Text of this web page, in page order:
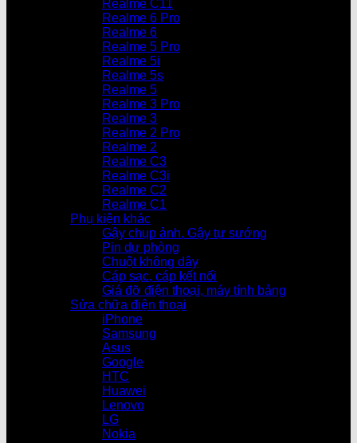
Realme C11
Realme 6 Pro
Realme 6
Realme 5 Pro
Realme 5i
Realme 5s
Realme 5
Realme 3 Pro
Realme 3
Realme 2 Pro
Realme 2
Realme C3
Realme C3i
Realme C2
Realme C1
Phụ kiện khác
Gậy chụp ảnh, Gậy tự sướng
Pin dự phòng
Chuột không dây
Cáp sạc, cáp kết nối
Giá đỡ điện thoại, máy tính bảng
Sửa chữa điện thoại
iPhone
Samsung
Asus
Google
HTC
Huawei
Lenovo
LG
Nokia